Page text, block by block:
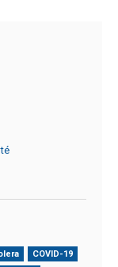
COVID-19